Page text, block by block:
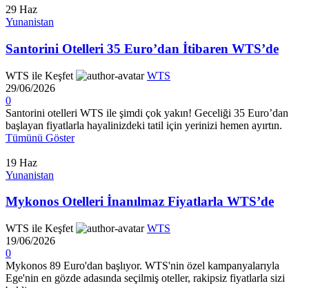
29 Haz
Yunanistan
Santorini Otelleri 35 Euro’dan İtibaren WTS’de
WTS ile Keşfet
WTS
29/06/2026
0
Santorini otelleri WTS ile şimdi çok yakın! Geceliği 35 Euro’dan
başlayan fiyatlarla hayalinizdeki tatil için yerinizi hemen ayırtın.
Tümünü Göster
19 Haz
Yunanistan
Mykonos Otelleri İnanılmaz Fiyatlarla WTS’de
WTS ile Keşfet
WTS
19/06/2026
0
Mykonos 89 Euro'dan başlıyor. WTS'nin özel kampanyalarıyla
Ege'nin en gözde adasında seçilmiş oteller, rakipsiz fiyatlarla sizi